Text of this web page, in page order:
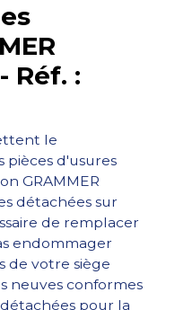
Réf. :
le
d'usures
GRAMMER
détachées sur
de remplacer
endommager
de votre siège
neuves conformes
pour la